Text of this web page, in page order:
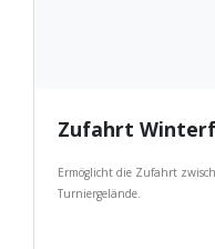
Zufahrt
Ermöglicht die Zufahrt
Turniergelände.